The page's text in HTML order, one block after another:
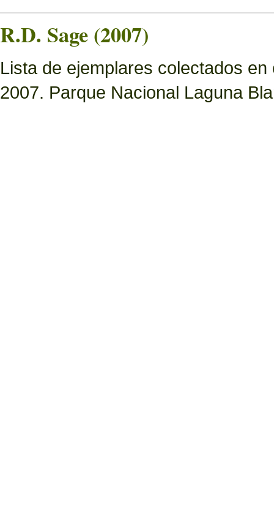
R.D. Sage (2007)
Lista de ejemplares colectados
2007. Parque Nacional Laguna